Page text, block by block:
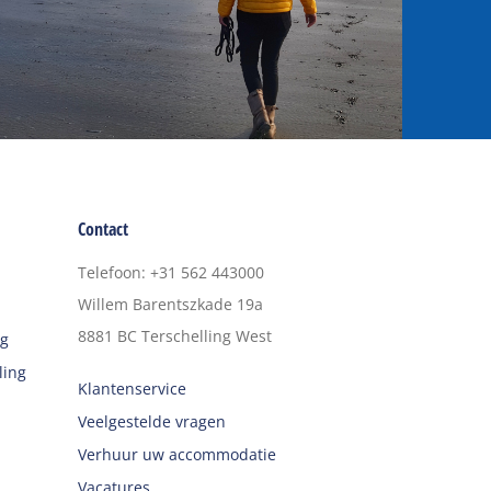
Contact
Telefoon: +31 562 443000
Willem Barentszkade 19a
8881 BC Terschelling West
Klantenservice
Veelgestelde vragen
Verhuur uw accommodatie